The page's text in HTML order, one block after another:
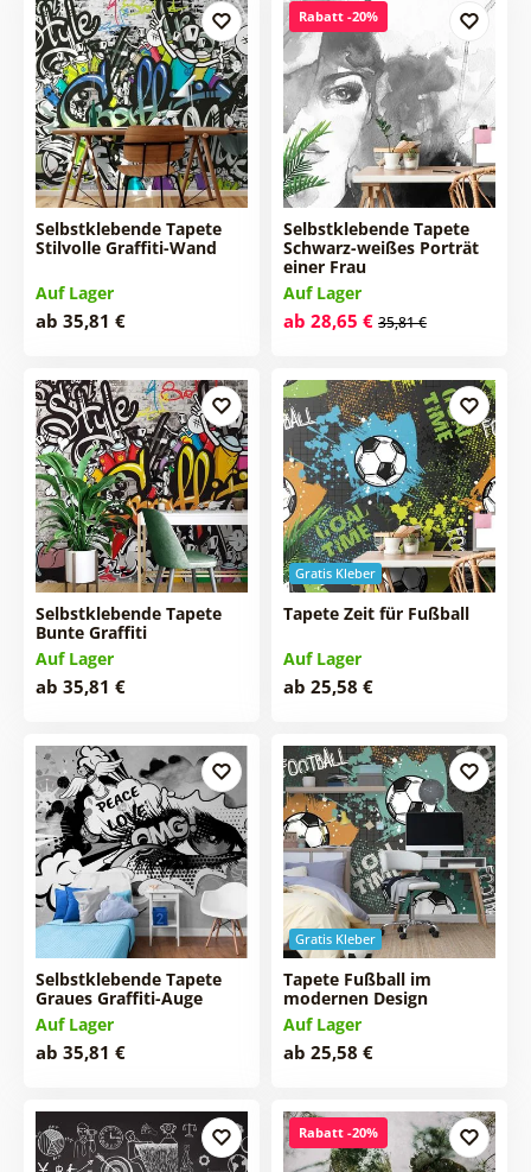
Selbstklebende Tapete
Stilvolle Graffiti-Wand
Auf Lager
ab 35,81 €
Rabatt -20%
Selbstklebende Tapete
Schwarz-weißes Porträt
einer Frau
Auf Lager
ab 28,65 € 35,81 €
Selbstklebende Tapete
Bunte Graffiti
Auf Lager
ab 35,81 €
Gratis Kleber
Tapete Zeit für Fußball
Auf Lager
ab 25,58 €
Selbstklebende Tapete
Graues Graffiti-Auge
Auf Lager
ab 35,81 €
Gratis Kleber
Tapete Fußball im
modernen Design
Auf Lager
ab 25,58 €
Rabatt -20%